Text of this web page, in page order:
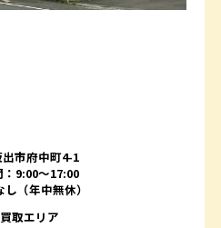
市府中町4-1
：9:00～17:00
（年中無休）
取エリア